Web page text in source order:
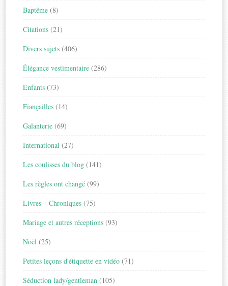
Baptême (8)
Citations (21)
Divers sujets (406)
Élégance vestimentaire (286)
Enfants (73)
Fiançailles (14)
Galanterie (69)
International (27)
Les coulisses du blog (141)
Les règles ont changé (99)
Livres – Chroniques (75)
Mariage et autres réceptions (93)
Noël (25)
Petites leçons d'étiquette en vidéo (71)
Séduction lady/gentleman (105)